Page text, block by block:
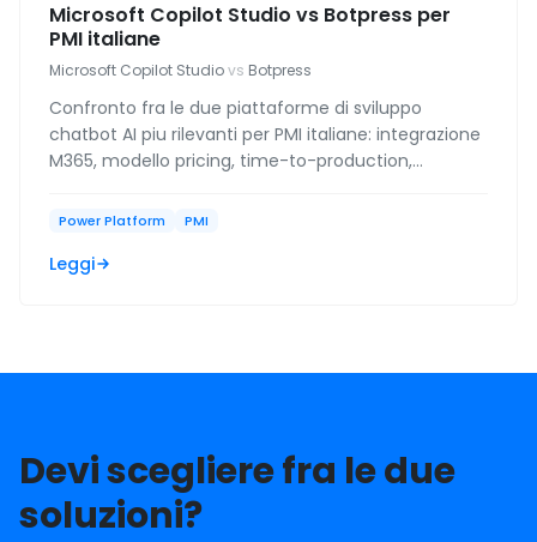
Microsoft Copilot Studio vs Botpress per
PMI italiane
Microsoft Copilot Studiovs Botpress
Confronto fra le due piattaforme di sviluppo
chatbot AI piu rilevanti per PMI italiane: integrazione
M365, modello pricing, time-to-production,
Power Platform PMI
Leggi
Devi scegliere fra le due
soluzioni?